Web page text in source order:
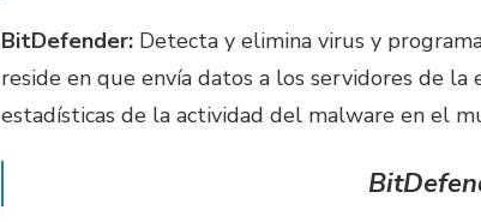
BitDefender: Detecta y elimina virus y
reside en que envía datos a los servidores de la
estadísticas de la actividad del malware en el